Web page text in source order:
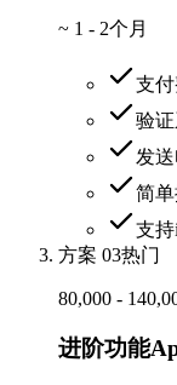
~ 1 - 2个月
支付
验证
发
简
支持
方案 03热门
80,000 -
进阶功能